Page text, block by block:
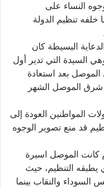
النساء على
خلفه تنظيم الدولة
البسيطة كان
السيدة التي تدير أول
الموصل بعد استعادة
شرق الموصل الشهر
المواطنين العودة إلى
قد منع تصوير الوجوه
كانت الموصل اسيرة
يطبقه التنظيم، حيث
السوداء والنقاب بينما